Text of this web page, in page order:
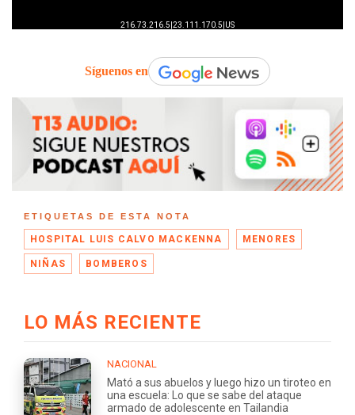
Síguenos en
ETIQUETAS DE ESTA NOTA
HOSPITAL LUIS CALVO MACKENNA MENORES
NIÑAS BOMBEROS
LO MÁS RECIENTE
NACIONAL
Mató a sus abuelos y luego hizo un tiroteo en
una escuela: Lo que se sabe del ataque
armado de adolescente en Tailandia